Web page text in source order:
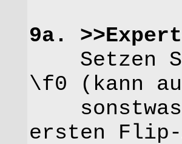
9a.
Setzen
\f0 (kann
sonstwas
ersten